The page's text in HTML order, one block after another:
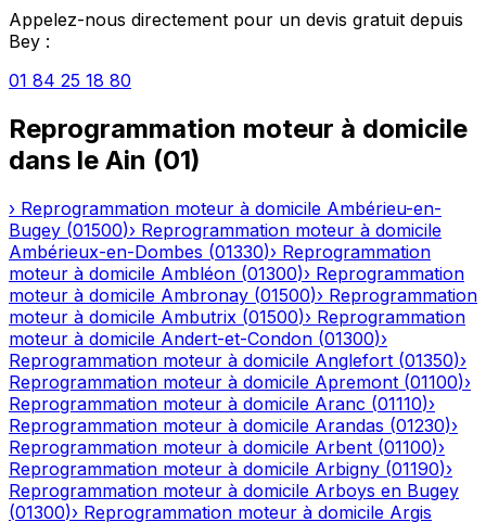
Appelez-nous directement pour un devis gratuit depuis
Bey :
01 84 25 18 80
Reprogrammation moteur à domicile
dans le Ain (01)
› Reprogrammation moteur à domicile Ambérieu-en-
Bugey (01500)› Reprogrammation moteur à domicile
Ambérieux-en-Dombes (01330)› Reprogrammation
moteur à domicile Ambléon (01300)› Reprogrammation
moteur à domicile Ambronay (01500)› Reprogrammation
moteur à domicile Ambutrix (01500)› Reprogrammation
moteur à domicile Andert-et-Condon (01300)›
Reprogrammation moteur à domicile Anglefort (01350)›
Reprogrammation moteur à domicile Apremont (01100)›
Reprogrammation moteur à domicile Aranc (01110)›
Reprogrammation moteur à domicile Arandas (01230)›
Reprogrammation moteur à domicile Arbent (01100)›
Reprogrammation moteur à domicile Arbigny (01190)›
Reprogrammation moteur à domicile Arboys en Bugey
(01300)› Reprogrammation moteur à domicile Argis